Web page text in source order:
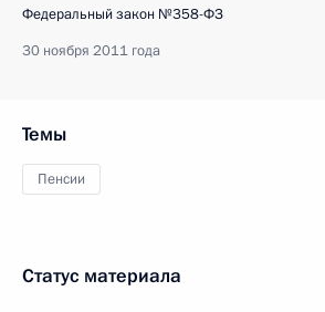
Федеральный закон №358-ФЗ
30 ноября 2011 года
Темы
Пенсии
Статус материала